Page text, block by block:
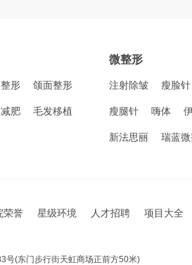
形 颌面整形
肥 毛发移植
微整形
注射除皱 瘦脸针
瘦腿针 嗨体
新法思丽 瑞蓝
荣誉 星级环境 人才招聘 项目大全
号(东门步行街天虹商场正前方50米)